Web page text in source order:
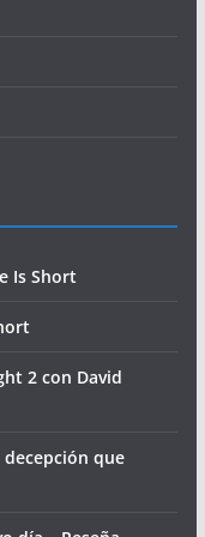
Is Short
2 con David
decepción que